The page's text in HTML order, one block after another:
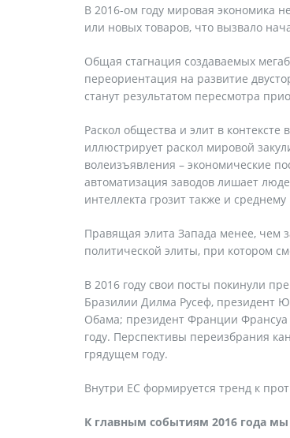
В 2016-ом году мировая экономика
или новых товаров, что вызвало
Общая стагнация создаваемых
переориентация на развитие
станут результатом пересмотра
Раскол общества и элит в
иллюстрирует раскол мировой
волеизъявления – экономические
автоматизация заводов лишает
интеллекта грозит также и среднему
Правящая элита Запада менее, чем
политической элиты, при котором
В 2016 году свои посты покинули
Бразилии Дилма Русеф, президент
Обама; президент Франции Франсуа
году. Перспективы переизбрания
грядущем году.
Внутри ЕС формируется тренд к
К главным событиям 2016 года мы